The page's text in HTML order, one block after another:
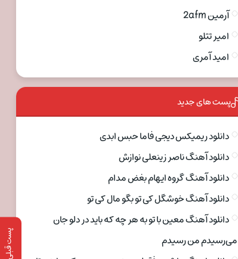
پست قبلی
آرمین 2afm
امیر تتلو
امید آمری
پست های جدید
دانلود ریمیکس دیجی فاما حبس ابدی
دانلود آهنگ ناصر زینعلی نوازش
دانلود آهنگ گروه ایهام بغض مدام
دانلود آهنگ خوشگل کی تو بگو مال کی تو
دانلود آهنگ معین با تو به هر چه که باید در دلو جان
می‌رسیدم من رسیدم